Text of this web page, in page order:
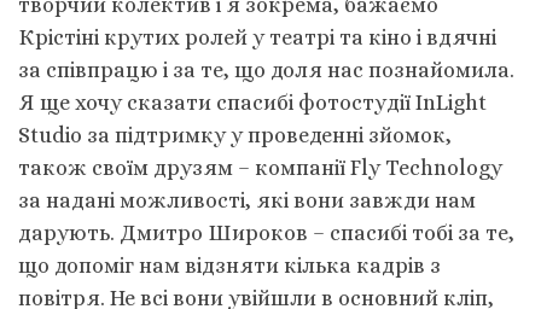
творчий колектив і я зокрема, бажаємо
Крістіні крутих ролей у театрі та кіно і вдячні
за співпрацю і за те, що доля нас познайомила.
Я ще хочу сказати спасибі фотостудії ІnLight
Studio за підтримку у проведенні зйомок,
також своїм друзям – компанії Fly Technology
за надані можливості, які вони завжди нам
дарують. Дмитро Широков – спасибі тобі за те,
що допоміг нам відзняти кілька кадрів з
повітря. Не всі вони увійшли в основний кліп,